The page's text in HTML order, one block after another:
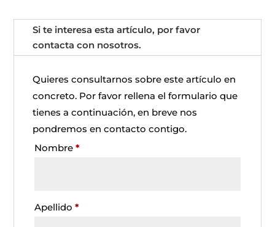
Si te interesa esta artículo, por favor
contacta con nosotros.
Quieres consultarnos sobre este artículo en
concreto. Por favor rellena el formulario que
tienes a continuación, en breve nos
pondremos en contacto contigo.
Nombre*
Apellido*